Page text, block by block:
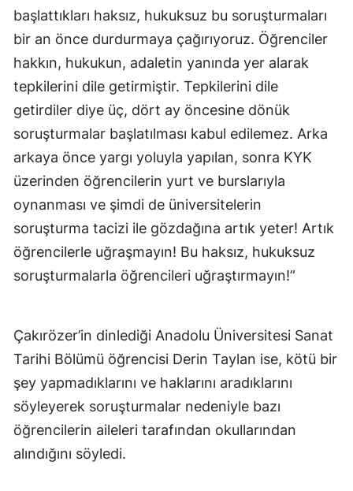
başlattıkları haksız, hukuksuz bu soruşturmaları
bir an önce durdurmaya çağırıyoruz. Öğrenciler
hakkın, hukukun, adaletin yanında yer alarak
tepkilerini dile getirmiştir. Tepkilerini dile
getirdiler diye üç, dört ay öncesine dönük
soruşturmalar başlatılması kabul edilemez. Arka
arkaya önce yargı yoluyla yapılan, sonra KYK
üzerinden öğrencilerin yurt ve burslarıyla
oynanması ve şimdi de üniversitelerin
soruşturma tacizi ile gözdağına artık yeter! Artık
öğrencilerle uğraşmayın! Bu haksız, hukuksuz
soruşturmalarla öğrencileri uğraştırmayın!”
Çakırözer’in dinlediği Anadolu Üniversitesi Sanat
Tarihi Bölümü öğrencisi Derin Taylan ise, kötü bir
şey yapmadıklarını ve haklarını aradıklarını
söyleyerek soruşturmalar nedeniyle bazı
öğrencilerin aileleri tarafından okullarından
alındığını söyledi.